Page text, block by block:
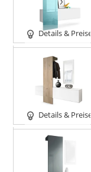
Details & Preise
Details & Preise